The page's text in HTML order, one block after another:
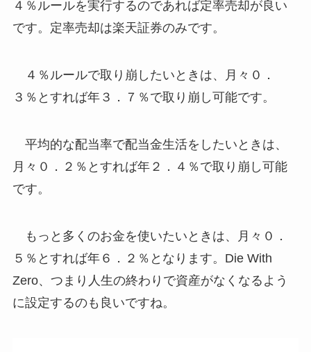
４％ルールを実行するのであれば定率売却が良い
です。 定率売却は楽天証券のみです。
４％ルールで取り崩したいときは、月々０．
３％とすれば年３．７％で取り崩し可能です。
平均的な配当率で配当金生活をしたいときは、
月々０．２％とすれば年２．４％で取り崩し可能
です。
もっと多くのお金を使いたいときは、月々０．
５％とすれば年６．２％となります。Die With
Zero、つまり人生の終わりで資産がなくなるよう
に設定するのも良いですね。